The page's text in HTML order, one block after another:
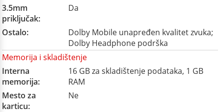
3.5mm
priključak:
Da
Ostalo:
Dolby Mobile unapređen kvalitet zvuka;
Dolby Headphone podrška
Memorija i skladištenje
Interna
memorija:
16 GB za skladištenje podataka, 1 GB
RAM
Mesto za
karticu:
Ne